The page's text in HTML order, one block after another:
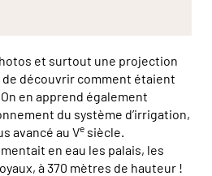
et surtout une projection
découvrir comment étaient
en apprend également
du système d’irrigation,
avancé au Ve siècle.
en eau les palais, les
à 370 mètres de hauteur !